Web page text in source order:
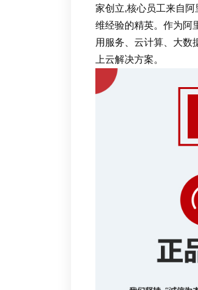
家创立,核心员工来自
维经验的精英。作为阿
用服务、云计算、大数
上云解决方案。